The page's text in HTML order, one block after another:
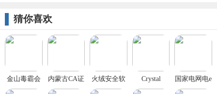
猜你喜欢
金山毒霸会
员纯净版
内蒙古CA证
书助手
火绒安全软
件win7专版
Crystal
Security
国家电网电e
宝缴费密码